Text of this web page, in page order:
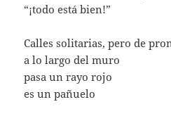
“¡todo está bien!”
Calles solitarias, pero de
a lo largo del muro
pasa un rayo rojo
es un pañuelo